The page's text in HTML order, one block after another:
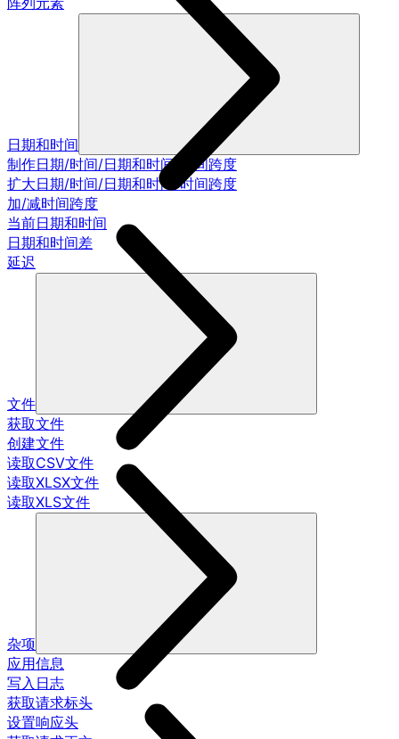
日期和时间
制作日期/时间/日期和时间/时间跨度
扩大日期/时间/日期和时间/时间跨度
加/减时间跨度
当前日期和时间
日期和时间差
延迟
文件
获取文件
创建文件
读取CSV文件
读取XLSX文件
读取XLS文件
杂项
应用信息
写入日志
获取请求标头
设置响应头